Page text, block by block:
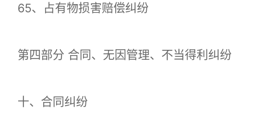
65、占有物损害赔偿纠纷
第四部分 合同、无因管理、不当得利纠纷
十、合同纠纷